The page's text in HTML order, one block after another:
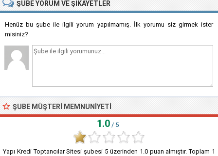
ŞUBEYORUM VE ŞIKAYETLER
Henüz bu şube ile ilgili yorum yapılmamış. İlk yorumu siz girmek ister
misiniz?
ŞUBE MÜŞTERI MEMNUNIYETI
1.0 / 5
Yapı Kredi Toptancılar Sitesi şubesi 5 üzerinden 1.0puan almıştır. Toplam 1